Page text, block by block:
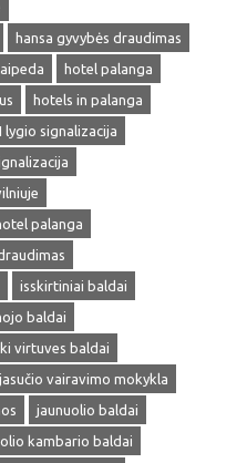
hansa gyvybės draudimas
hotel palanga
hotels in palanga
I lygio signalizacija
palanga
isskirtiniai baldai
baldai
virtuves baldai
jasučio vairavimo mokykla
jaunuolio baldai
kambario baldai